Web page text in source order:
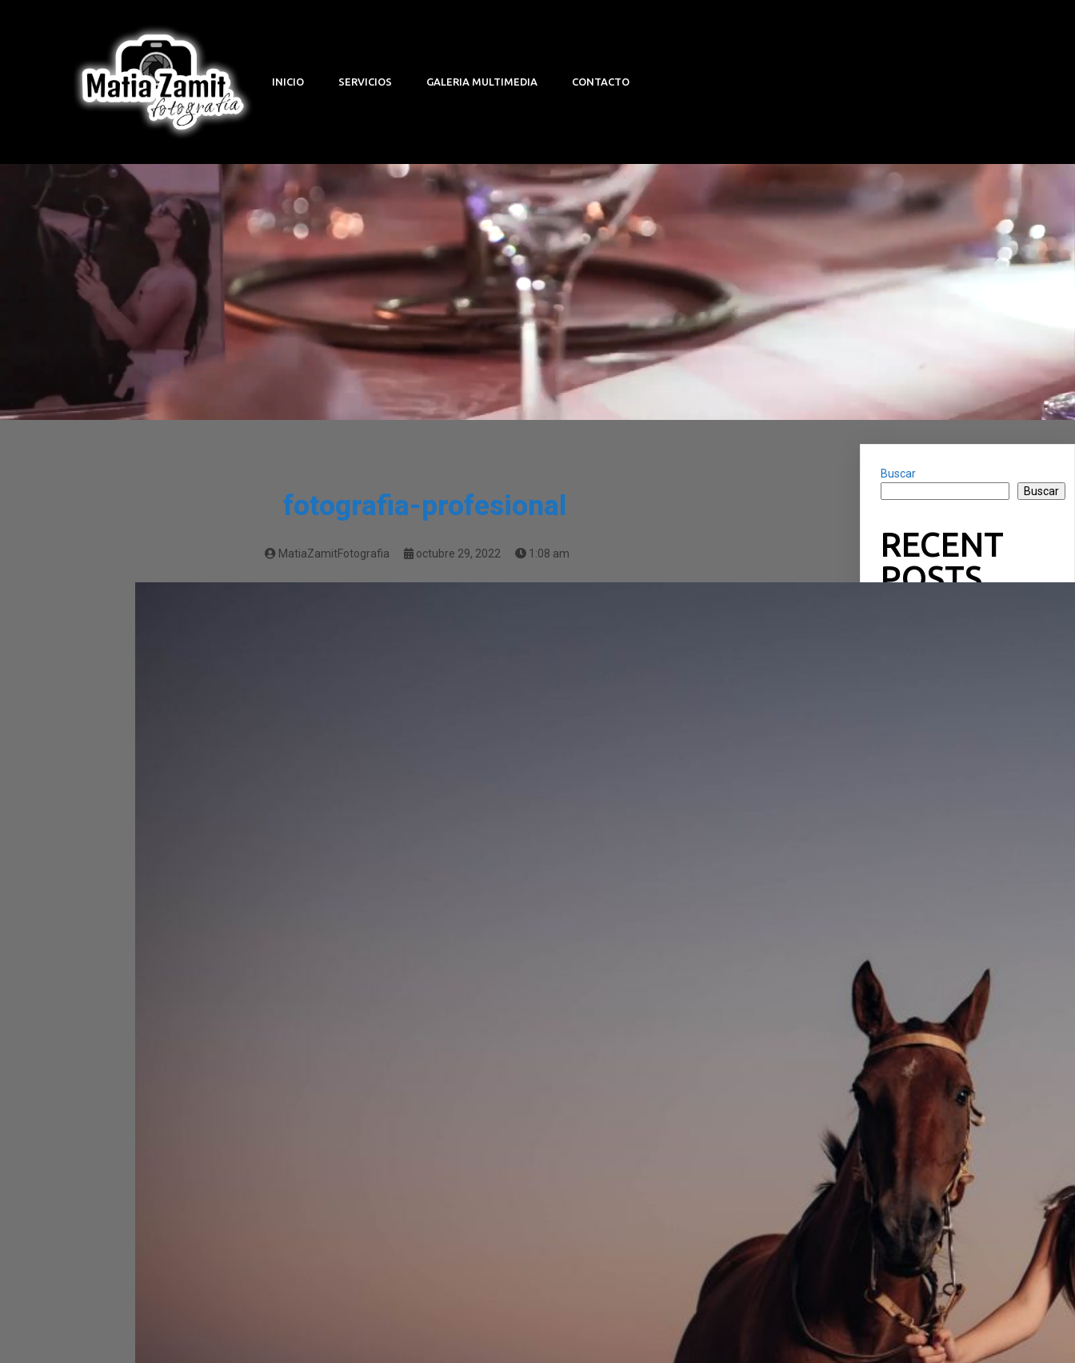
INICIO SERVICIOS GALERIA MULTIMEDIA CONTACTO
fotografia-profesional
MatiaZamitFotografia octubre 29, 2022 1:08 am
Buscar
Buscar
RECENT
POSTS